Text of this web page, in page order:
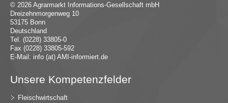
© 2026 Agrarmarkt Informations-Gesellschaft mbH
Dreizehnmorgenweg 10
53175 Bonn
Deutschland
Tel. (0228) 33805-0
Fax (0228) 33805-592
E-Mail: info (at) AMI-informiert.de
Unsere Kompetenzfelder
Fleischwirtschaft